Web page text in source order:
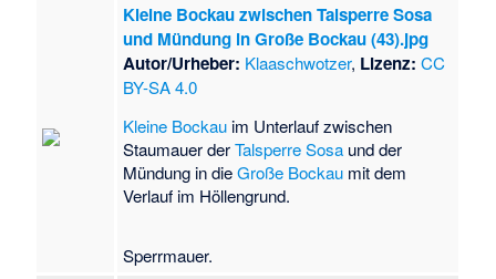
Kleine Bockau zwischen Talsperre Sosa
und Mündung in Große Bockau (43).jpg
Autor/Urheber: Klaaschwotzer, Lizenz: CC
BY-SA 4.0
Kleine Bockau im Unterlauf zwischen
Staumauer derTalsperre Sosa und der
Mündung in dieGroße Bockau mit dem
Verlauf im Höllengrund.
Sperrmauer.